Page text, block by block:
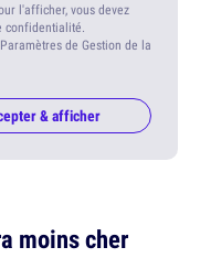
l'afficher, vous devez
confidentialité.
de Gestion de la
& afficher
moins cher